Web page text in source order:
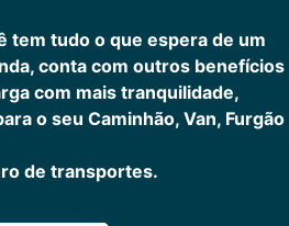
tem tudo o que espera de um
conta com outros benefícios
com mais tranquilidade,
o seu Caminhão, Van, Furgão
de transportes.